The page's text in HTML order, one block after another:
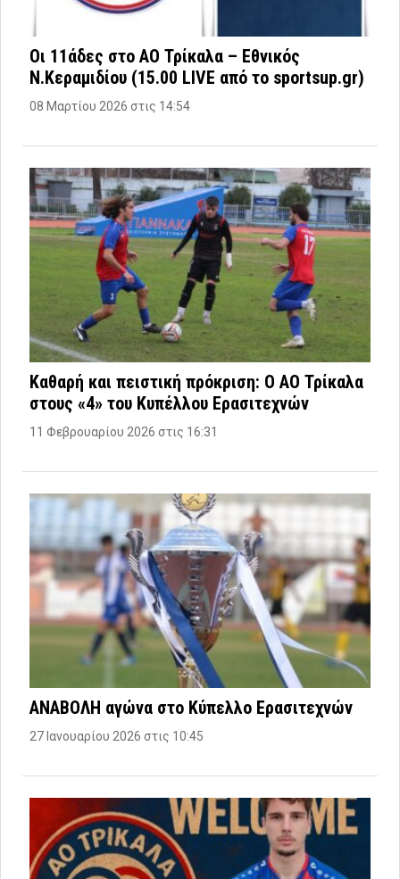
Οι 11άδες στο ΑΟ Τρίκαλα – Εθνικός
Ν.Κεραμιδίου (15.00 LIVE από το sportsup.gr)
08 Μαρτίου 2026 στις 14:54
Καθαρή και πειστική πρόκριση: Ο ΑΟ Τρίκαλα
στους «4» του Κυπέλλου Ερασιτεχνών
11 Φεβρουαρίου 2026 στις 16:31
ΑΝΑΒΟΛΗ αγώνα στο Κύπελλο Ερασιτεχνών
27 Ιανουαρίου 2026 στις 10:45